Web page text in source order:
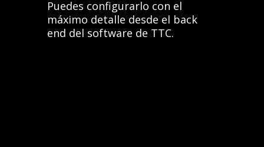
Puedes configurarlo con el
máximo detalle desde el back
end del software de TTC.